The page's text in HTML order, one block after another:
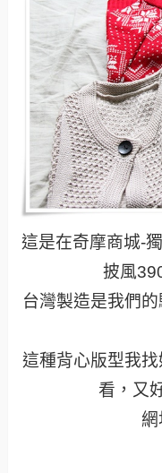
這是在奇摩商城-
披風
台灣製造是我們
這種背心版型我
看，又
網